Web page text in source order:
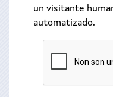
un visitante
automatizado.